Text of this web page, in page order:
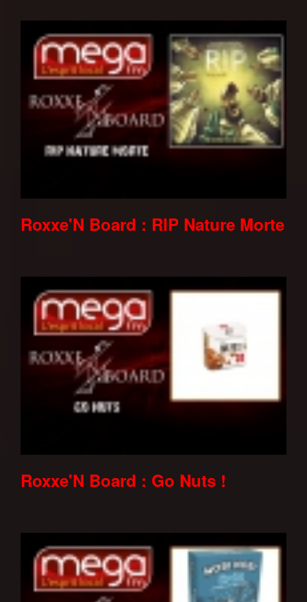
Roxxe'N Board : RIP Nature Morte
Roxxe'N Board : Go Nuts !